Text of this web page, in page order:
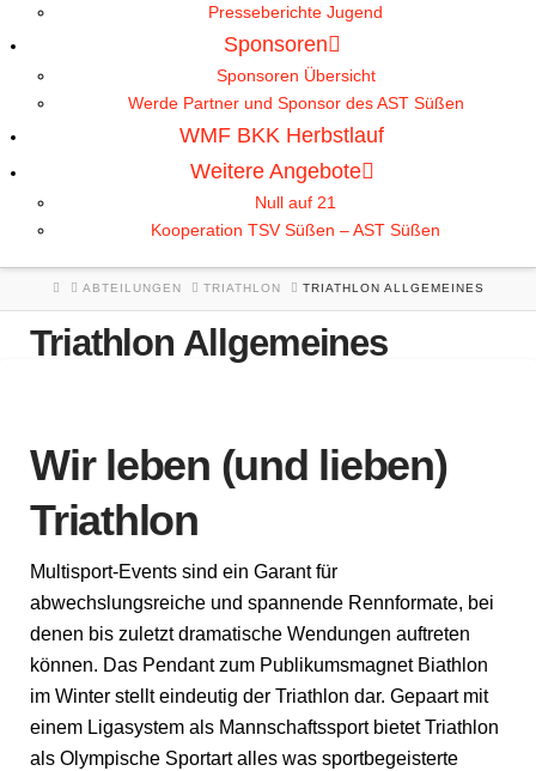
Presseberichte Jugend
Sponsoren
Sponsoren Übersicht
Werde Partner und Sponsor des AST Süßen
WMF BKK Herbstlauf
Weitere Angebote
Null auf 21
Kooperation TSV Süßen – AST Süßen
HOMEABTEILUNGEN TRIATHLON TRIATHLON ALLGEMEINES
Triathlon Allgemeines
Wir leben (und lieben)
Triathlon
Multisport-Events sind ein Garant für
abwechslungsreiche und spannende Rennformate, bei
denen bis zuletzt dramatische Wendungen auftreten
können. Das Pendant zum Publikumsmagnet Biathlon
im Winter stellt eindeutig der Triathlon dar. Gepaart mit
einem Ligasystem als Mannschaftssport bietet Triathlon
als Olympische Sportart alles was sportbegeisterte